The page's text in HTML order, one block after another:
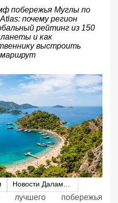
побережья Муглы по
почему регион
рейтинг из 150
и как
выстроить
маршрут
лучшего побережья